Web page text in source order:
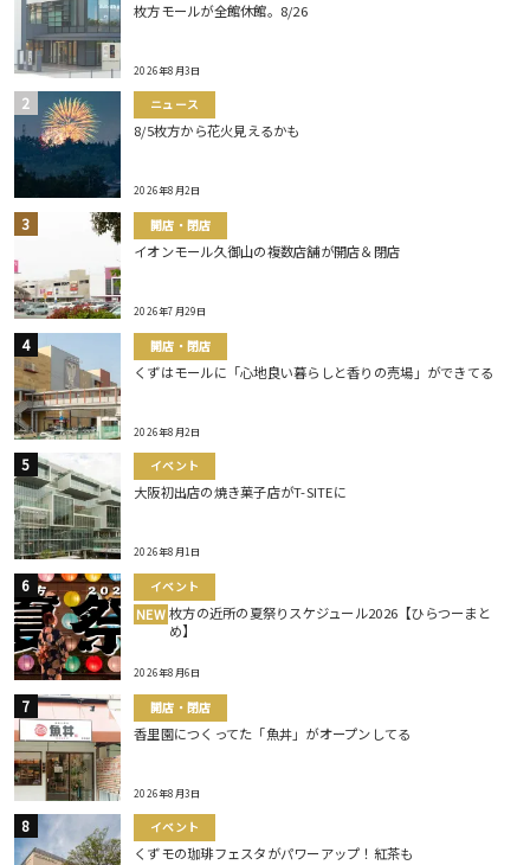
枚方モールが全館休館。8/26
2026年8月3日
ニュース
8/5枚方から花火見えるかも
2026年8月2日
開店・閉店
イオンモール久御山の複数店舗が開店＆閉店
2026年7月29日
開店・閉店
くずはモールに「心地良い暮らしと香りの売場」ができてる
2026年8月2日
イベント
大阪初出店の焼き菓子店がT-SITEに
2026年8月1日
イベント
NEW 枚方の近所の夏祭りスケジュール2026【ひらつーまと
め】
2026年8月6日
開店・閉店
香里園につくってた「魚丼」がオープンしてる
2026年8月3日
イベント
くずモの珈琲フェスタがパワーアップ！紅茶も